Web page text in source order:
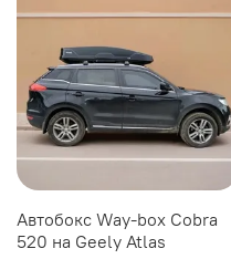
Автобокс Way-box Cobra
520 на Geely Atlas